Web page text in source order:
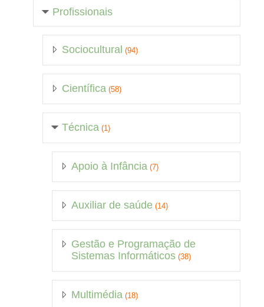
Profissionais
Sociocultural (94)
Científica (58)
Técnica (1)
Apoio à Infância (7)
Auxiliar de saúde (14)
Gestão e Programação de
Sistemas Informáticos (38)
Multimédia (18)